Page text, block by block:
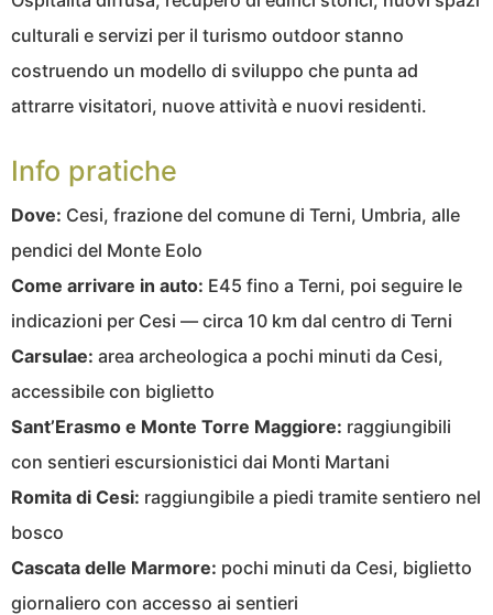
culturali e servizi per il turismo outdoor stanno
costruendo un modello di sviluppo che punta ad
attrarre visitatori, nuove attività e nuovi residenti.
Info pratiche
Dove: Cesi, frazione del comune di Terni, Umbria, alle
pendici del Monte Eolo
Come arrivare in auto: E45 fino a Terni, poi seguire le
indicazioni per Cesi — circa 10 km dal centro di Terni
Carsulae: area archeologica a pochi minuti da Cesi,
accessibile con biglietto
Sant’Erasmo e Monte Torre Maggiore: raggiungibili
con sentieri escursionistici dai Monti Martani
Romita di Cesi: raggiungibile a piedi tramite sentiero nel
bosco
Cascata delle Marmore: pochi minuti da Cesi, biglietto
giornaliero con accesso ai sentieri